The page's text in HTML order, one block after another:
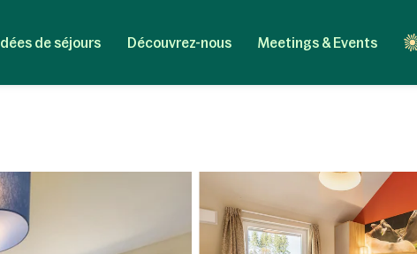
Idées de séjours Découvrez-nous Meetings & Events